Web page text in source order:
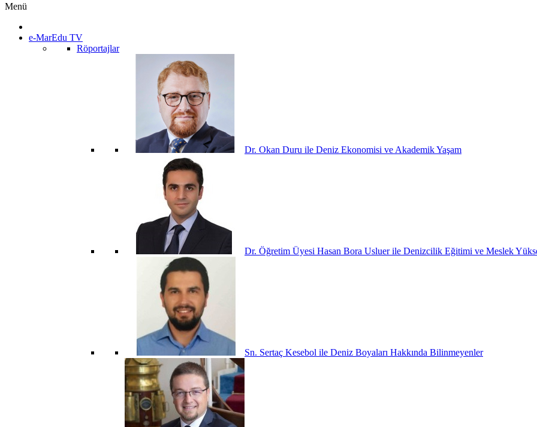
Menü
e-MarEdu TV
Röportajlar
Dr. Okan Duru ile Deniz Ekonomisi ve Akademik Yaşam
Dr. Öğretim Üyesi Hasan Bora Usluer ile Denizcilik Eğitimi ve Meslek
Sn. Sertaç Kesebol ile Deniz Boyaları Hakkında Bilinmeyenler